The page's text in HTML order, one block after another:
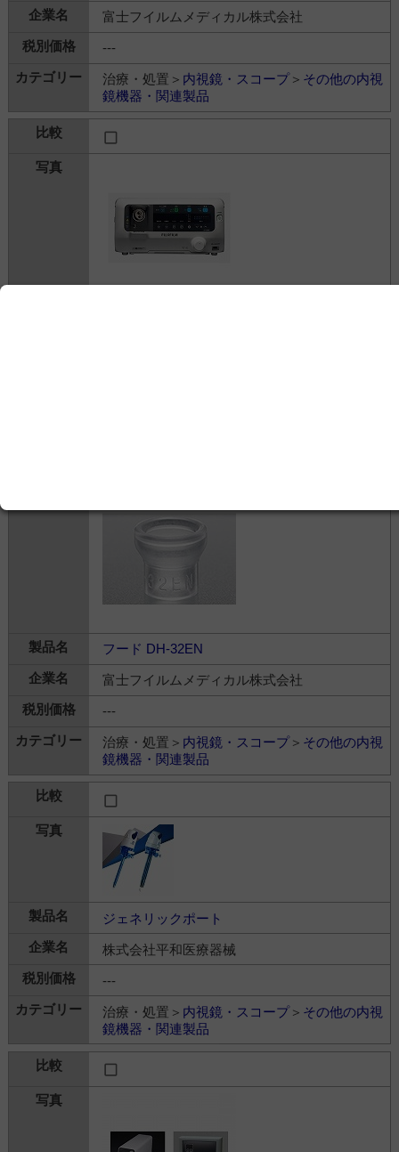
富士フイルムメディカル株式会社
---
治療・処置＞ 内視鏡・スコープ＞ その他の内視
鏡機器・関連製品
フード DH-32EN
富士フイルムメディカル株式会社
---
治療・処置＞ 内視鏡・スコープ＞ その他の内視
鏡機器・関連製品
ジェネリックポート
株式会社平和医療器械
---
治療・処置＞ 内視鏡・スコープ＞ その他の内視
鏡機器・関連製品